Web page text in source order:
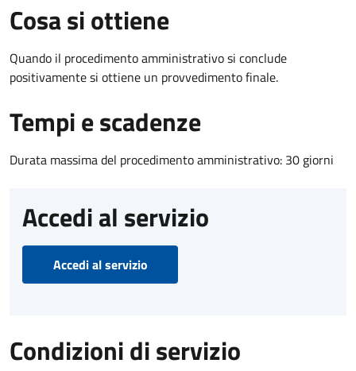
Cosa si ottiene
Quando il procedimento amministrativo si conclude
positivamente si ottiene un provvedimento finale.
Tempi e scadenze
Durata massima del procedimento amministrativo: 30 giorni
Accedi al servizio
Accedi al servizio
Condizioni di servizio